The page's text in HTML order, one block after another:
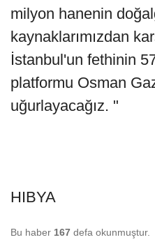
milyon hanenin
kaynaklarımızdan
İstanbul'un fethinin
platformu Osman
uğurlayacağız. "
HIBYA
Bu haber 167 defa okunmuştur.